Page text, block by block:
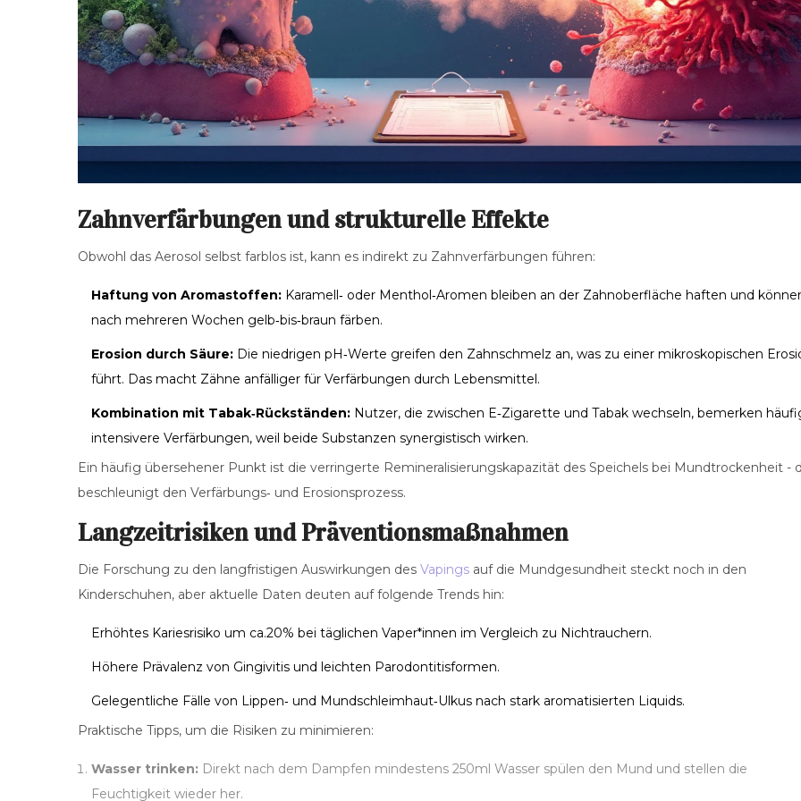
Zahnverfärbungen und strukturelle Effekte
Obwohl das Aerosol selbst farblos ist, kann es indirekt zu Zahnverfärbungen führen:
Haftung von Aromastoffen: Karamell‑ oder Menthol‑Aromen bleiben an der Zahnoberfläche haften und
nach mehreren Wochen gelb‑bis‑braun färben.
Erosion durch Säure: Die niedrigen pH‑Werte greifen den Zahnschmelz an, was zu einer mikroskopischen
führt. Das macht Zähne anfälliger für Verfärbungen durch Lebensmittel.
Kombination mit Tabak‑Rückständen: Nutzer, die zwischen E‑Zigarette und Tabak wechseln, bemerken
intensivere Verfärbungen, weil beide Substanzen synergistisch wirken.
Ein häufig übersehener Punkt ist die verringerte Remineralisierungskapazität des Speichels bei Mundtrockenheit -
beschleunigt den Verfärbungs‑ und Erosionsprozess.
Langzeitrisiken und Präventionsmaßnahmen
Die Forschung zu den langfristigen Auswirkungen des Vapings auf die Mundgesundheit steckt noch in den
Kinderschuhen, aber aktuelle Daten deuten auf folgende Trends hin:
Erhöhtes Kariesrisiko um ca.20% bei täglichen Vaper*innen im Vergleich zu Nichtrauchern.
Höhere Prävalenz von Gingivitis und leichten Parodontitisformen.
Gelegentliche Fälle von Lippen‑ und Mundschleimhaut‑Ulkus nach stark aromatisierten Liquids.
Praktische Tipps, um die Risiken zu minimieren:
Wasser trinken: Direkt nach dem Dampfen mindestens 250ml Wasser spülen den Mund und stellen die
Feuchtigkeit wieder her.